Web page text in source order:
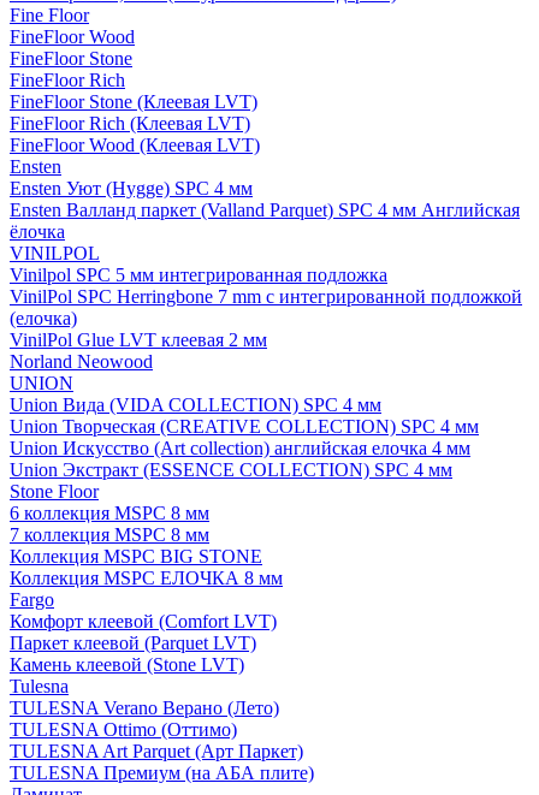
Fine Floor
FineFloor Wood
FineFloor Stone
FineFloor Rich
FineFloor Stone (Клеевая LVT)
FineFloor Rich (Клеевая LVT)
FineFloor Wood (Клеевая LVT)
Ensten
Ensten Уют (Hygge) SPC 4 мм
Ensten Валланд паркет (Valland Parquet) SPC 4 мм Английская
ёлочка
VINILPOL
Vinilpol SPC 5 мм интегрированная подложка
VinilPol SPC Herringbone 7 mm с интегрированной подложкой
(елочка)
VinilPol Glue LVT клеевая 2 мм
Norland Neowood
UNION
Union Вида (VIDA COLLECTION) SPC 4 мм
Union Творческая (CREATIVE COLLECTION) SPC 4 мм
Union Искусство (Art collection) английская елочка 4 мм
Union Экстракт (ESSENCE COLLECTION) SPC 4 мм
Stone Floor
6 коллекция MSPC 8 мм
7 коллекция MSPC 8 мм
Коллекция MSPC BIG STONE
Коллекция MSPC ЕЛОЧКА 8 мм
Fargo
Комфорт клеевой (Comfort LVT)
Паркет клеевой (Parquet LVT)
Камень клеевой (Stone LVT)
Tulesna
TULESNA Verano Верано (Лето)
TULESNA Ottimo (Оттимо)
TULESNA Art Parquet (Арт Паркет)
TULESNA Премиум (на АБА плите)